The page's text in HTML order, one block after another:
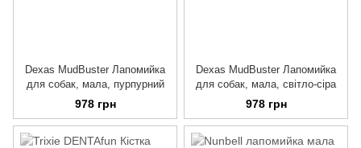
Dexas MudBuster Лапомийка
для собак, мала, пурпурний
978 грн
Dexas MudBuster Лапомийка
для собак, мала, світло-сіра
978 грн